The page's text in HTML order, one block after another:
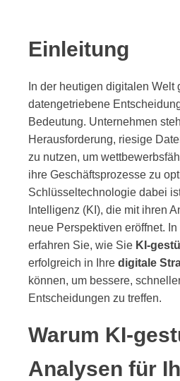
Einleitung
In der heutigen digitalen Welt
datengetriebene
Bedeutung. Unternehmen
Herausforderung, riesige
zu nutzen, um
ihre Geschäftsprozesse zu
Schlüsseltechnologie dabei
Intelligenz (KI), die mit ihren
neue Perspektiven eröffnet. In
erfahren Sie, wie Sie KI-
erfolgreich in Ihre digitale
können, um bessere,
Entscheidungen zu treffen.
Warum KI-
Analysen für